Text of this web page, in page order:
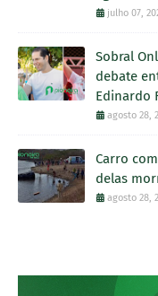
julho 07,
Sobral
debate
Edinardo
agosto 28,
Carro
delas
agosto 28,